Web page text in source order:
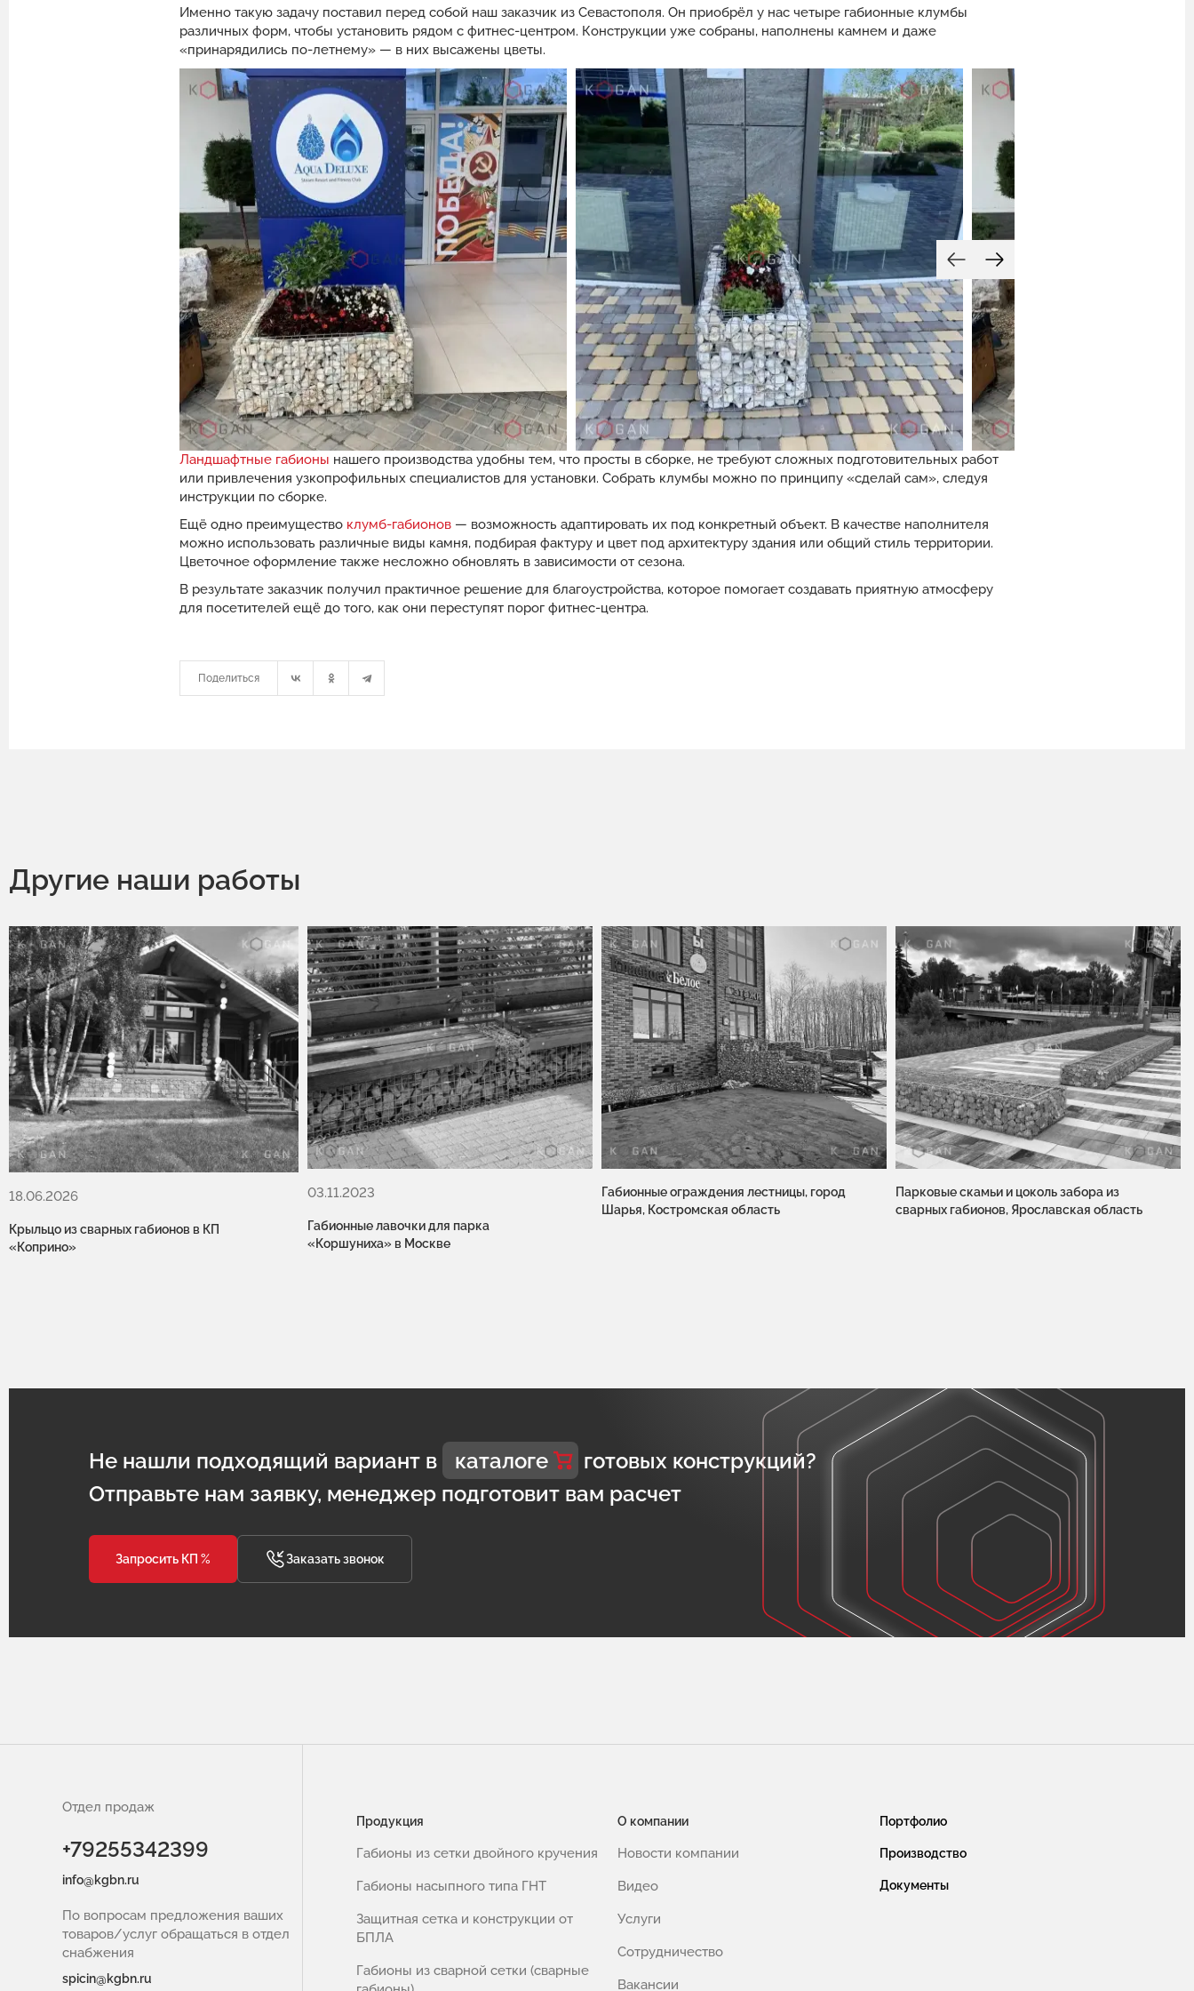
Именно такую задачу поставил перед собой наш заказчик из Севастополя. Он приобрёл у нас четыре габионные клумбы
различных форм, чтобы установить рядом с фитнес-центром. Конструкции уже собраны, наполнены камнем и даже
«принарядились по-летнему» — в них высажены цветы.
Ландшафтные габионы нашего производства удобны тем, что просты в сборке, не требуют сложных подготовительных работ
или привлечения узкопрофильных специалистов для установки. Собрать клумбы можно по принципу «сделай сам», следуя
инструкции по сборке.
Ещё одно преимущество клумб-габионов — возможность адаптировать их под конкретный объект. В качестве наполнителя
можно использовать различные виды камня, подбирая фактуру и цвет под архитектуру здания или общий стиль территории.
Цветочное оформление также несложно обновлять в зависимости от сезона.
В результате заказчик получил практичное решение для благоустройства, которое помогает создавать приятную атмосферу
для посетителей ещё до того, как они переступят порог фитнес-центра.
Поделиться
Другие наши работы
18.06.2026
Крыльцо из сварных габионов в КП
«Коприно»
03.11.2023
Габионные лавочки для парка
«Коршуниха» в Москве
Габионные ограждения лестницы, город
Шарья, Костромская область
Парковые скамьи и цоколь забора из
сварных габионов, Ярославская область
Не нашли подходящий вариант в каталоге
готовых конструкций?
Отправьте нам заявку, менеджер подготовит вам расчет
Запросить КП % Заказать звонок
Отдел продаж
+79255342399
info@kgbn.ru
По вопросам предложения ваших
товаров/услуг обращаться в отдел
снабжения
spicin@kgbn.ru
Продукция
Габионы из сетки двойного кручения
Габионы насыпного типа ГНТ
Защитная сетка и конструкции от
БПЛА
Габионы из сварной сетки (сварные
О компании
Новости компании
Видео
Услуги
Сотрудничество
Вакансии
Портфолио
Производство
Документы